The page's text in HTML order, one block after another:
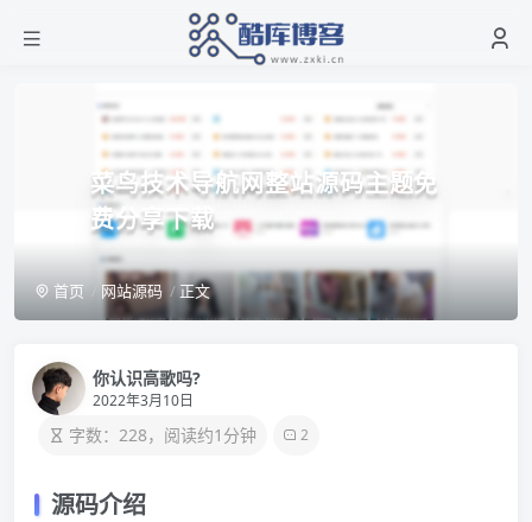
菜鸟技术导航网整站源码主题免
费分享下载
首页 网站源码 正文
你认识高歌吗?
2022年3月10日
字数：228，阅读约1分钟 2
源码介绍